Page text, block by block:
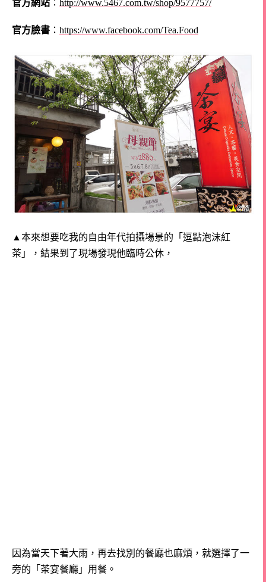
官方網站 ： http://www.5467.com.tw/shop/9577757/
官方臉書 ： https://www.facebook.com/Tea.Food
▲ 本來想要吃我的自由年代拍攝場景的「逗點泡沫紅
茶」，結果到了現場發現他臨時公休，
因為當天下著大雨，再去找別的餐廳也麻煩，就選擇了一
旁的「茶宴餐廳」用餐。